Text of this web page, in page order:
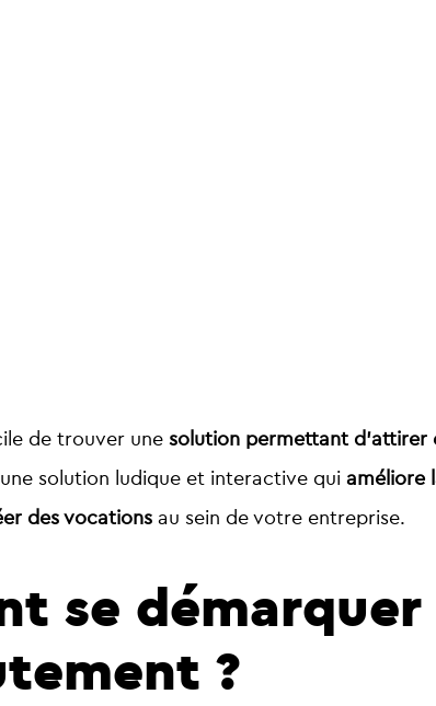
de trouver une solution permettant
solution ludique et interactive qui améliore
des vocations au sein de votre entreprise.
se
?